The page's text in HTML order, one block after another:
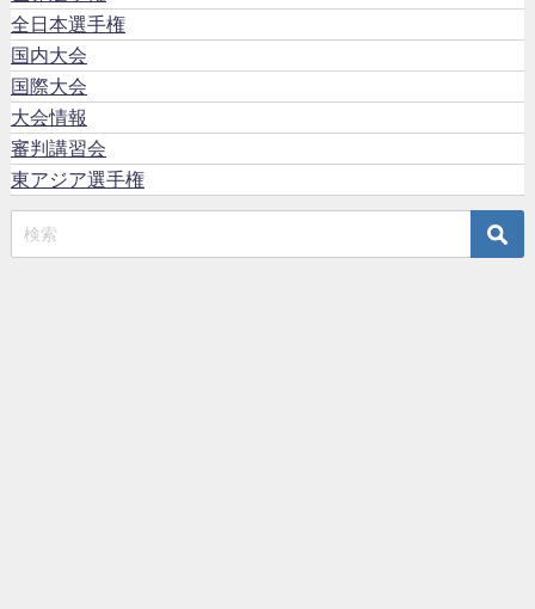
全日本選手権
国内大会
国際大会
大会情報
審判講習会
東アジア選手権